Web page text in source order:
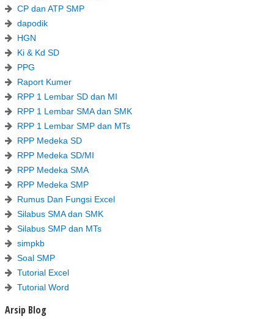
CP dan ATP SMP
dapodik
HGN
Ki & Kd SD
PPG
Raport Kumer
RPP 1 Lembar SD dan MI
RPP 1 Lembar SMA dan SMK
RPP 1 Lembar SMP dan MTs
RPP Medeka SD
RPP Medeka SD/MI
RPP Medeka SMA
RPP Medeka SMP
Rumus Dan Fungsi Excel
Silabus SMA dan SMK
Silabus SMP dan MTs
simpkb
Soal SMP
Tutorial Excel
Tutorial Word
Arsip Blog